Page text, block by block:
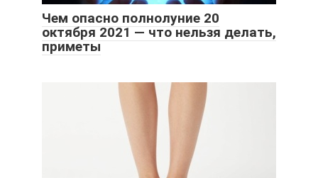
Чем опасно полнолуние 20
октября 2021 — что нельзя делать,
приметы